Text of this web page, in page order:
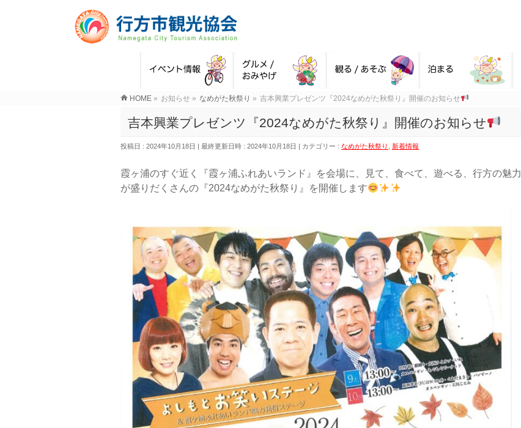
HOME » お知らせ » なめがた秋祭り » 吉本興業プレゼンツ『2024なめがた秋祭り』開催のお知らせ
吉本興業プレゼンツ『2024なめがた秋祭り』開催のお知らせ
投稿日 : 2024年10月18日 最終更新日時 : 2024年10月18日 カテゴリー : なめがた秋祭り 新着情報
霞ヶ浦のすぐ近く『霞ヶ浦ふれあいランド』を会場に、見て、食べて、遊べる、行方の魅力
が盛りだくさんの 『2024なめがた秋祭り』を開催します